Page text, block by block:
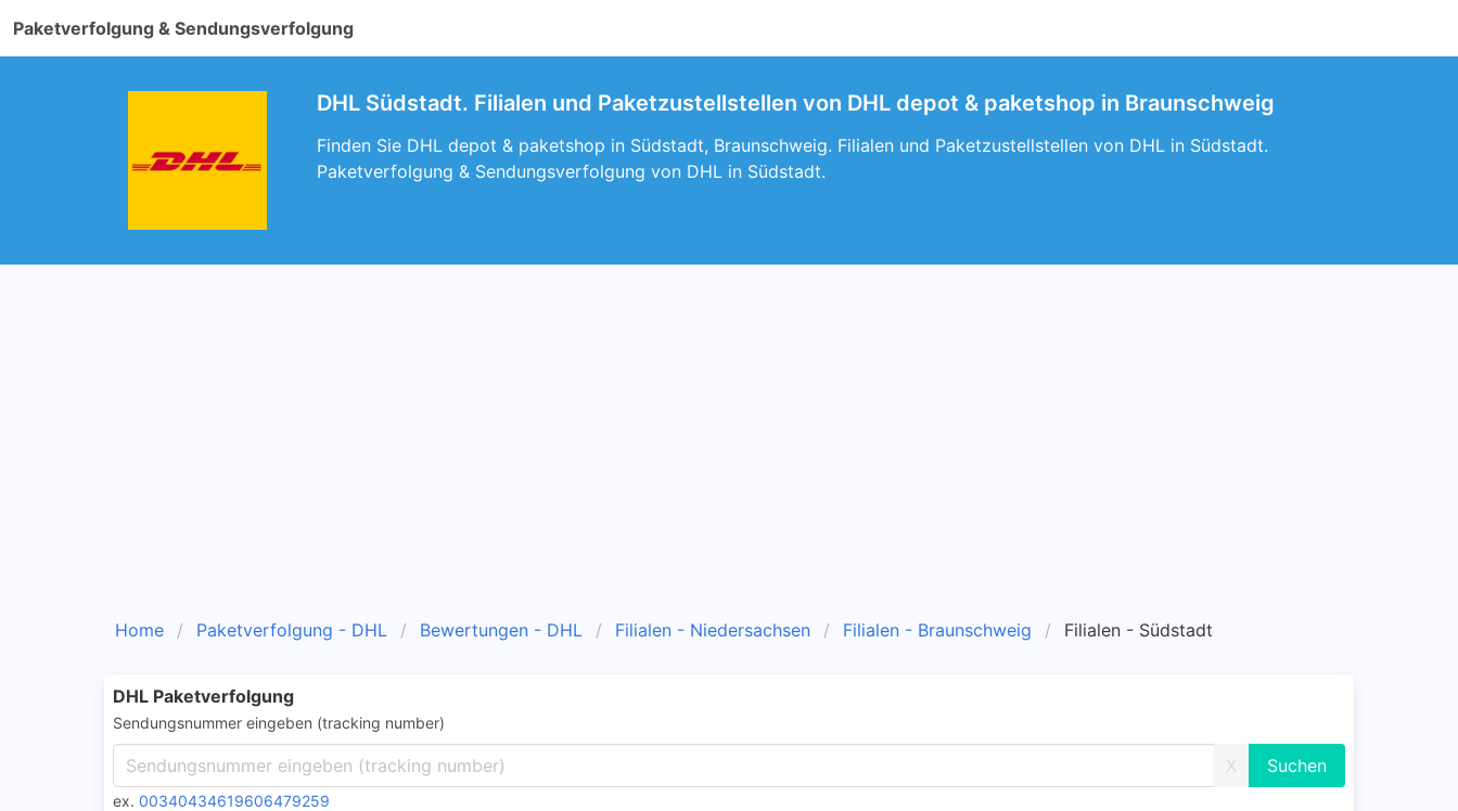
Paketverfolgung & Sendungsverfolgung
DHL Südstadt. Filialen und Paketzustellstellen von DHL depot & paketshop in Braunschweig
Finden Sie DHL depot & paketshop in Südstadt, Braunschweig. Filialen und Paketzustellstellen von DHL in Südstadt.
Paketverfolgung & Sendungsverfolgung von DHL in Südstadt.
Home Paketverfolgung - DHL Bewertungen - DHL Filialen - Niedersachsen Filialen - Braunschweig Filialen - Südstadt
DHL Paketverfolgung
Sendungsnummer eingeben (tracking number)
X
ex. 00340434619606479259